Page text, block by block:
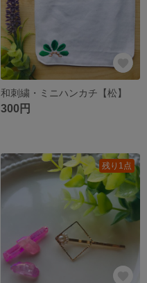
和刺繍・ミニハンカチ【松】
300円
残り1点